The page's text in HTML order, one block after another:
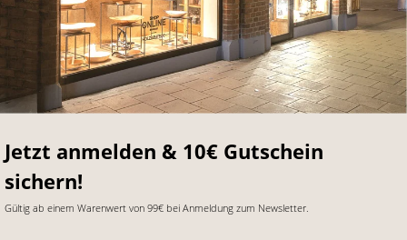
Jetzt anmelden & 10€ Gutschein
sichern!
Gültig ab einem Warenwert von 99€ bei Anmeldung zum Newsletter.